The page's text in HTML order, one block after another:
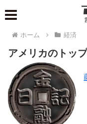
ホーム 経済
アメリカのトッ